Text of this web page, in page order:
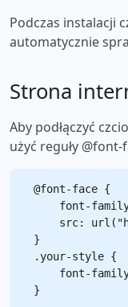
Podczas instalacji
automatycznie
Strona
Aby podłączyć
użyć reguły
@font-face {
font-
src:
}
.your-style {
font-